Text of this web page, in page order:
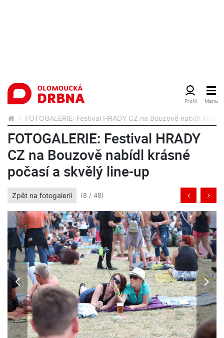
FOTOGALERIE: Festival HRADY CZ na Bouzově nabídl
FOTOGALERIE: Festival HRADY
CZ na Bouzově nabídl krásné
počasí a skvělý line-up
Zpět na fotogalerii (8 / 48)